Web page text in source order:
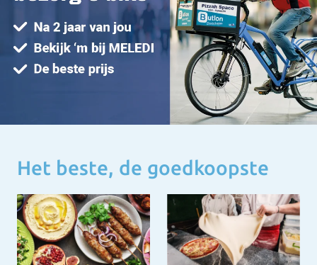
Het beste, de goedkoopste